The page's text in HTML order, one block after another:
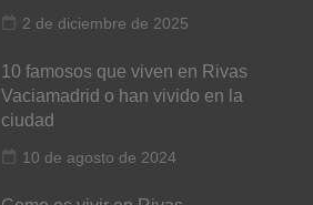
2 de diciembre de 2025
10 famosos que viven en Rivas
Vaciamadrid o han vivido en la
ciudad
10 de agosto de 2024